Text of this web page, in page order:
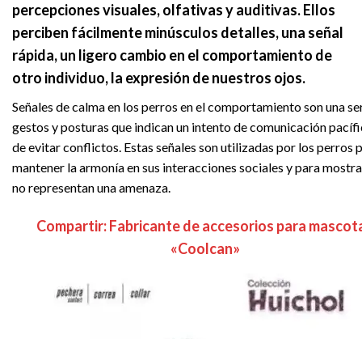
percepciones visuales, olfativas y auditivas. Ellos
perciben fácilmente minúsculos detalles, una señal
rápida, un ligero cambio en el comportamiento de
otro individuo, la expresión de nuestros ojos.
Señales de calma en los perros en el comportamiento son una
gestos y posturas que indican un intento de comunicación
de evitar conflictos. Estas señales son utilizadas por los perros
mantener la armonía en sus interacciones sociales y para
no representan una amenaza.
Compartir: Fabricante de accesorios para
«Coolcan»